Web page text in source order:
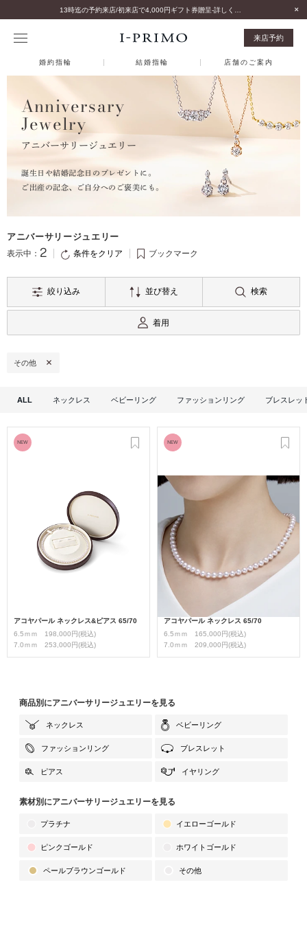
来店予約
婚約指輪 結婚指輪 店舗のご案内
Anniversary
Jewelry
アニバーサリージュエリー
誕生日や結婚記念日のプレゼントに。
ご出産の記念、ご自分へのご褒美にも。
アニバーサリージュエリー
表示中： 2 条件をクリア ブックマーク
絞り込み 並び替え 検索
着用
その他
ALL ネックレス ベビーリング ファッションリング ブレスレッ
NEW
アコヤパール ネックレス&ピアス 65/70
6.5ｍｍ 198,000円(税込)
7.0ｍｍ 253,000円(税込)
NEW
アコヤパール ネックレス 65/70
6.5ｍｍ 165,000円(税込)
7.0ｍｍ 209,000円(税込)
商品別にアニバーサリージュエリーを見る
ネックレス ベビーリング
ファッションリング ブレスレット
ピアス イヤリング
素材別にアニバーサリージュエリーを見る
プラチナ イエローゴールド
ピンクゴールド ホワイトゴールド
ペールブラウンゴールド その他